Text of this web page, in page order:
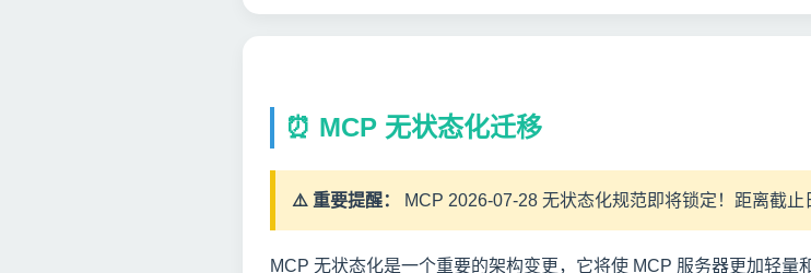
⏰ MCP 无状态化迁移
⚠️ 重要提醒： MCP 2026-07-28 无状态化规范即将锁定！距离截止
MCP 无状态化是一个重要的架构变更，它将使 MCP 服务器更加轻量